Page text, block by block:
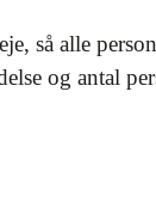
så alle
og antal